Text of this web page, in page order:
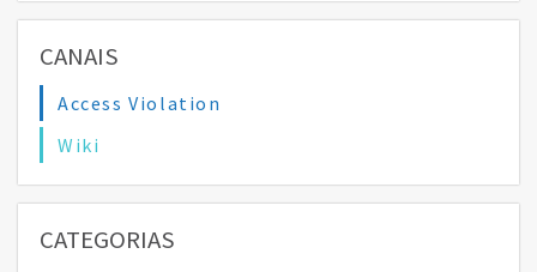
CANAIS
Access Violation
Wiki
CATEGORIAS